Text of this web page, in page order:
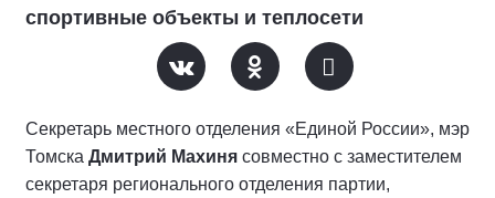
спортивные объекты и теплосети
Секретарь местного отделения «Единой России», мэр
Томска Дмитрий Махиня совместно с заместителем
секретаря регионального отделения партии,